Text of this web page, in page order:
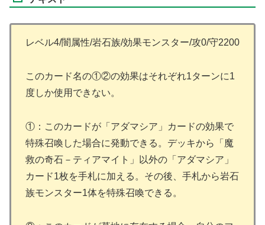
レベル4/闇属性/岩石族/効果モンスター/攻0/守2200
このカード名の①②の効果はそれぞれ1ターンに1
度しか使用できない。
①：このカードが「アダマシア」カードの効果で
特殊召喚した場合に発動できる。デッキから「魔
救の奇石－ティアマイト」以外の「アダマシア」
カード1枚を手札に加える。その後、手札から岩石
族モンスター1体を特殊召喚できる。